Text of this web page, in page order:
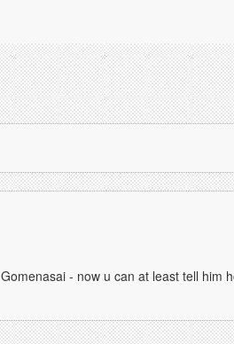
Gomenasai - now u can at least tell him